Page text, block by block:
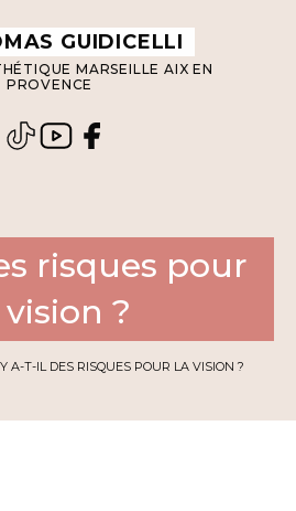
GUIDICELLI
MARSEILLE AIX EN
PROVENCE
risques pour
vision ?
Y A-T-IL DES RISQUES POUR LA VISION ?